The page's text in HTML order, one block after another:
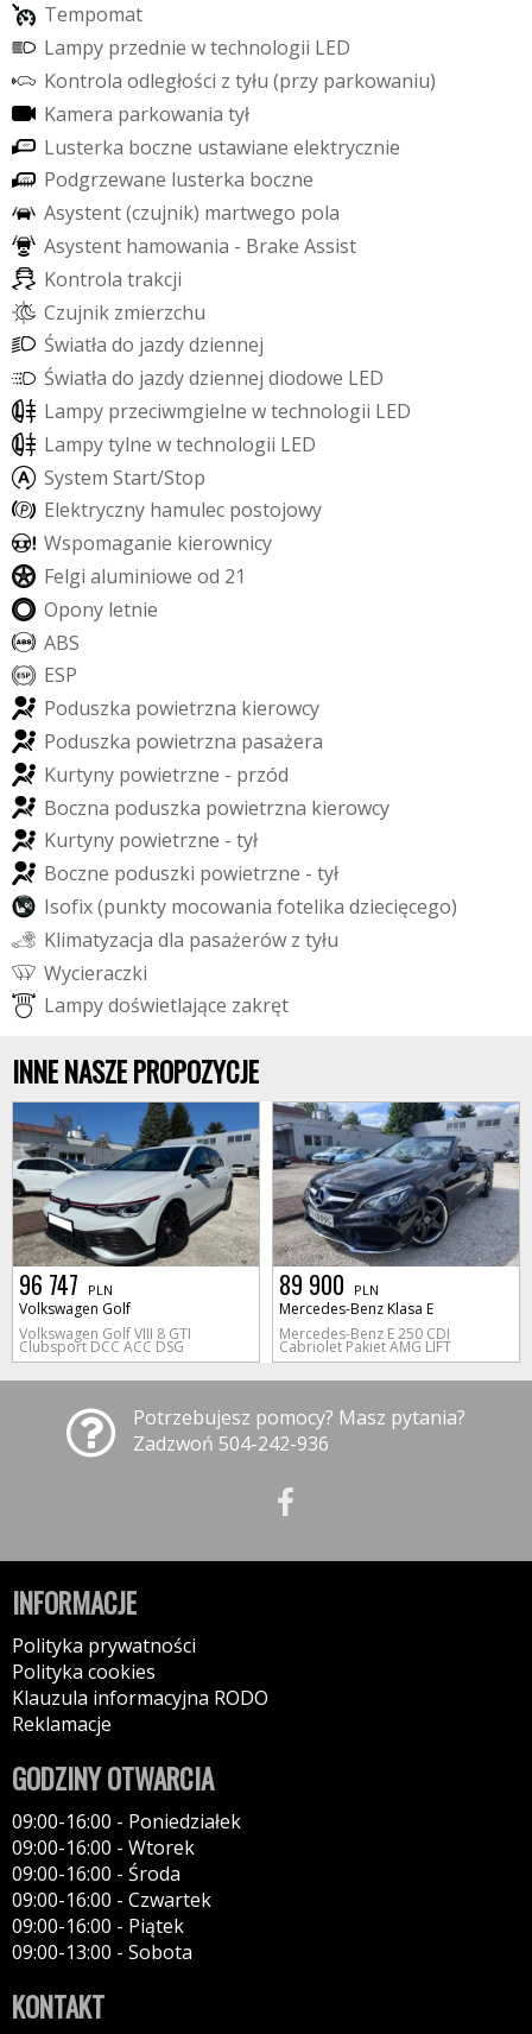
Tempomat
Lampy przednie wtechnologii LED
Kontrola odległości z tyłu (przy parkowaniu)
Kamera parkowania tył
Lusterka boczne ustawiane elektrycznie
Podgrzewane lusterka boczne
Asystent(czujnik) martwego pola
Asystent hamowania - Brake Assist
Kontrola trakcji
Czujnik zmierzchu
Światła do jazdydziennej
Światła do jazdydziennej diodowe LED
Lampy przeciwmgielne wtechnologii LED
Lampytylne wtechnologii LED
System Start/Stop
Elektryczny hamulec postojowy
Wspomaganie kierownicy
Felgi aluminiowe od 21
Opony letnie
ABS
ESP
Poduszka powietrzna kierowcy
Poduszka powietrzna pasażera
Kurtyny powietrzne - przód
Boczna poduszka powietrzna kierowcy
Kurtyny powietrzne - tył
Boczne poduszki powietrzne - tył
Isofix(punkty mocowania fotelika dziecięcego)
Klimatyzacja dla pasażerów z tyłu
Wycieraczki
Lampydoświetlające zakręt
INNE NASZE PROPOZYCJE
96 747 PLN
Volkswagen Golf
Volkswagen Golf VIII 8 GTI
Clubsport DCC ACC DSG
89 900 PLN
Mercedes-Benz Klasa E
Mercedes-Benz E 250 CDI
Cabriolet Pakiet AMG LIFT
Potrzebujesz pomocy? Masz pytania?
Zadzwoń 504-242-936
INFORMACJE
Polityka prywatności
Polityka cookies
Klauzula informacyjna RODO
Reklamacje
GODZINY OTWARCIA
09:00-16:00 - Poniedziałek
09:00-16:00 - Wtorek
09:00-16:00 - Środa
09:00-16:00 - Czwartek
09:00-16:00 - Piątek
09:00-13:00 - Sobota
KONTAKT